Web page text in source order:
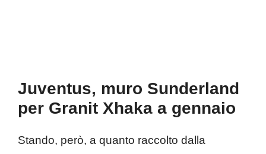
Juventus, muro Sunderland
per Granit Xhaka a gennaio
Stando, però, a quanto raccolto dalla